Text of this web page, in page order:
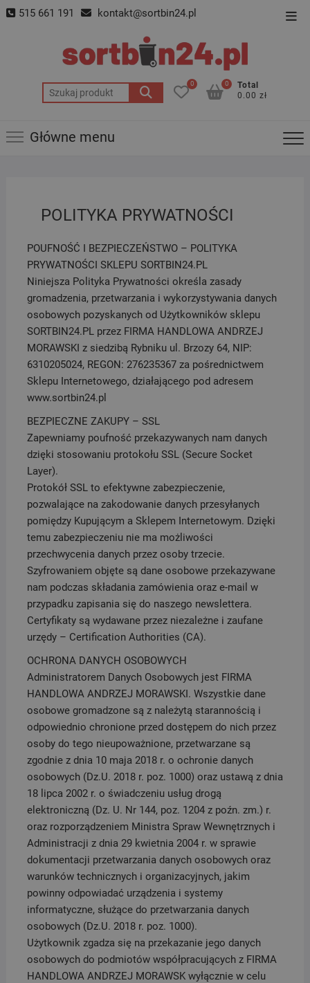
Skip 515 661 191 kontakt@sortbin24.pl
Szukaj:
0
Total
0.00 zł
0
Główne menu
POLITYKA PRYWATNOŚCI
POUFNOŚĆ I BEZPIECZEŃSTWO – POLITYKA
PRYWATNOŚCI SKLEPU SORTBIN24.PL
Niniejsza Polityka Prywatności określa zasady
gromadzenia, przetwarzania i wykorzystywania danych
osobowych pozyskanych od Użytkowników sklepu
SORTBIN24.PL przez FIRMA HANDLOWA ANDRZEJ
MORAWSKI z siedzibą Rybniku ul. Brzozy 64, NIP:
6310205024, REGON: 276235367 za pośrednictwem
Sklepu Internetowego, działającego pod adresem
www.sortbin24.pl
BEZPIECZNE ZAKUPY – SSL
Zapewniamy poufność przekazywanych nam danych
dzięki stosowaniu protokołu SSL (Secure Socket
Layer).
Protokół SSL to efektywne zabezpieczenie,
pozwalające na zakodowanie danych przesyłanych
pomiędzy Kupującym a Sklepem Internetowym. Dzięki
temu zabezpieczeniu nie ma możliwości
przechwycenia danych przez osoby trzecie.
Szyfrowaniem objęte są dane osobowe przekazywane
nam podczas składania zamówienia oraz e-mail w
przypadku zapisania się do naszego newslettera.
Certyfikaty są wydawane przez niezależne i zaufane
urzędy – Certification Authorities (CA).
OCHRONA DANYCH OSOBOWYCH
Administratorem Danych Osobowych jest FIRMA
HANDLOWA ANDRZEJ MORAWSKI. Wszystkie dane
osobowe gromadzone są z należytą starannością i
odpowiednio chronione przed dostępem do nich przez
osoby do tego nieupoważnione, przetwarzane są
zgodnie z dnia 10 maja 2018 r. o ochronie danych
osobowych (Dz.U. 2018 r. poz. 1000) oraz ustawą z dnia
18 lipca 2002 r. o świadczeniu usług drogą
elektroniczną (Dz. U. Nr 144, poz. 1204 z poźn. zm.) r.
oraz rozporządzeniem Ministra Spraw Wewnętrznych i
Administracji z dnia 29 kwietnia 2004 r. w sprawie
dokumentacji przetwarzania danych osobowych oraz
warunków technicznych i organizacyjnych, jakim
powinny odpowiadać urządzenia i systemy
informatyczne, służące do przetwarzania danych
osobowych (Dz.U. 2018 r. poz. 1000).
Użytkownik zgadza się na przekazanie jego danych
osobowych do podmiotów współpracujących z FIRMA
HANDLOWA ANDRZEJ MORAWSK wyłącznie w celu